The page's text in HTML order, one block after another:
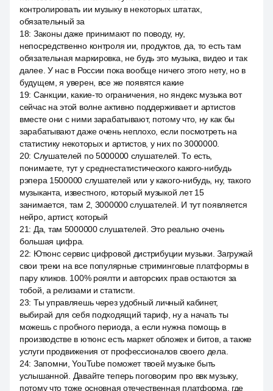
контролировать ии музыку в некоторых штатах,
обязательный за
18: Законы даже принимают по поводу, ну,
непосредственно контроля ии, продуктов, да, то есть там
обязательная маркировка, не будь это музыка, видео и так
далее. У нас в России пока вообще ничего этого нету, но в
будущем, я уверен, все же появятся какие
19: Санкции, какие-то ограничения, но яндекс музыка вот
сейчас на этой волне активно поддерживает и артистов
вместе они с ними зарабатывают, потому что, ну как бы
зарабатывают даже очень неплохо, если посмотреть на
статистику некоторых и артистов, у них по 3000000.
20: Слушателей по 5000000 слушателей. То есть,
понимаете, тут у среднестатистического какого-нибудь
рэпера 1500000 слушателей или у какого-нибудь, ну, такого
музыканта, известного, который музыкой лет 15
занимается, там 2, 3000000 слушателей. И тут появляется
нейро, артист, который
21: Да, там 5000000 слушателей. Это реально очень
большая цифра.
22: Ютюнс сервис цифровой дистрибуции музыки. Загружай
свои треки на все популярные стриминговые платформы в
пару кликов. 100% роялти и авторских прав остаются за
тобой, а релизами и статисти.
23: Ты управляешь через удобный личный кабинет,
выбирай для себя подходящий тариф, ну а начать ты
можешь с пробного периода, а если нужна помощь в
производстве в ютюнс есть маркет обложек и битов, а также
услуги продвижения от профессионалов своего дела.
24: Запомни, YouTube поможет твоей музыке быть
услышанной. Давайте теперь поговорим про ввк музыку,
потому что тоже основная отечественная платформа, где